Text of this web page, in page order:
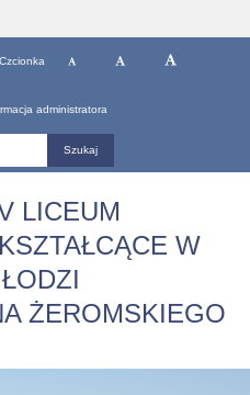
Czcionka
administratora
LICEUM
W
ŁODZI
ŻEROMSKIEGO